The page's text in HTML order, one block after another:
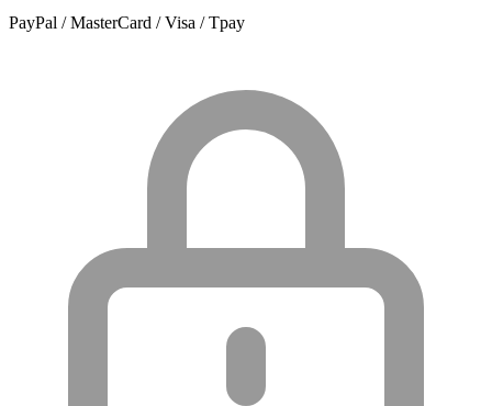
PayPal / MasterCard / Visa / Tpay